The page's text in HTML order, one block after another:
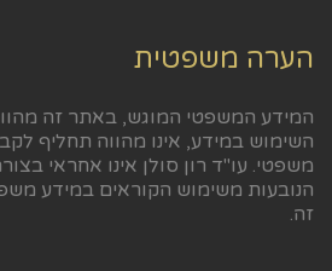
הערה משפטית
המידע המשפטי המוגש, באתר זה
השימוש במידע, אינו מהווה תחליף
משפטי. עו"ד רון סולן אינו אחראי
הנובעות משימוש הקוראים במידע
זה.